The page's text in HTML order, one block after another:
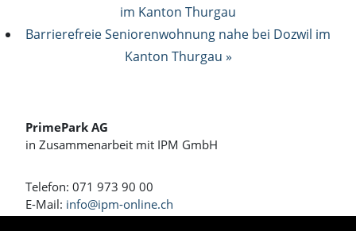
im Kanton Thurgau
Barrierefreie Seniorenwohnung nahe bei Dozwil im
Kanton Thurgau »
PrimePark AG
in Zusammenarbeit mit IPM GmbH
Telefon: 071 973 90 00
E-Mail: info@ipm-online.ch